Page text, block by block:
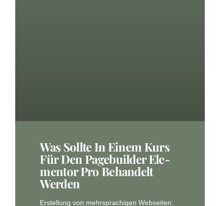
Was Soll­te In Einem Kurs
Für Den Page­buil­der Ele­
Men­tor Pro Behan­delt
Werden
Erstel­lung von mehr­spra­chi­gen Web­sei­ten: